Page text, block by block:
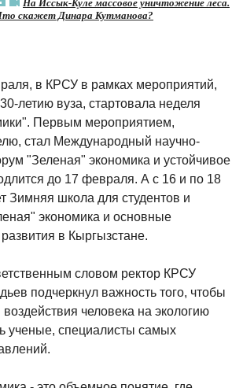
На Иссык-Куле массовое уничтожение леса.
скажет Динара Кутманова?
в КРСУ в рамках мероприятий,
летию вуза, стартовала неделя
Первым мероприятием,
стал Международный научно-
"Зеленая" экономика и устойчивое
до 17 февраля. А с 16 и по 18
Зимняя школа для студентов и
экономика и основные
в Кыргызстане.
словом ректор КРСУ
подчеркнул важность того, чтобы
человека на экологию
ученые, специалисты самых